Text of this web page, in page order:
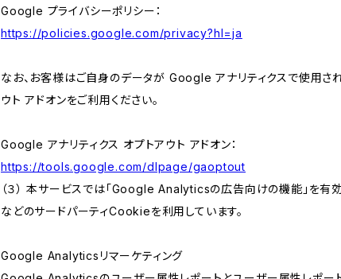
Google プライバシーポリシー：
https://policies.google.com/privacy?hl=ja
なお、お客様はご自身のデータが Google アナリティクスで使用
ウト アドオンをご利用ください。
Google アナリティクス オプトアウト アドオン：
https://tools.google.com/dlpage/gaoptout
（３） 本サービスでは「Google Analyticsの広告向けの機能」を
などのサードパーティCookieを利用しています。
Google Analyticsリマーケティング